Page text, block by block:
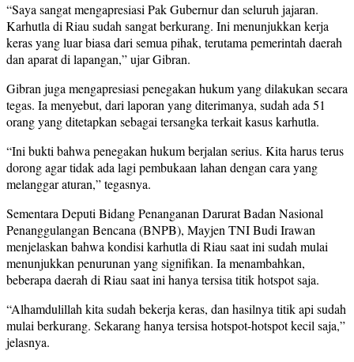
“Saya sangat mengapresiasi Pak Gubernur dan seluruh jajaran.
Karhutla di Riau sudah sangat berkurang. Ini menunjukkan kerja
keras yang luar biasa dari semua pihak, terutama pemerintah daerah
dan aparat di lapangan,” ujar Gibran.
Gibran juga mengapresiasi penegakan hukum yang dilakukan secara
tegas. Ia menyebut, dari laporan yang diterimanya, sudah ada 51
orang yang ditetapkan sebagai tersangka terkait kasus karhutla.
“Ini bukti bahwa penegakan hukum berjalan serius. Kita harus terus
dorong agar tidak ada lagi pembukaan lahan dengan cara yang
melanggar aturan,” tegasnya.
Sementara Deputi Bidang Penanganan Darurat Badan Nasional
Penanggulangan Bencana (BNPB), Mayjen TNI Budi Irawan
menjelaskan bahwa kondisi karhutla di Riau saat ini sudah mulai
menunjukkan penurunan yang signifikan. Ia menambahkan,
beberapa daerah di Riau saat ini hanya tersisa titik hotspot saja.
“Alhamdulillah kita sudah bekerja keras, dan hasilnya titik api sudah
mulai berkurang. Sekarang hanya tersisa hotspot-hotspot kecil saja,”
jelasnya.